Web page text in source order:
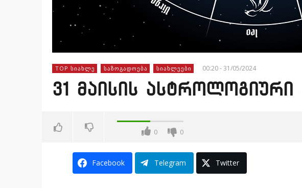
TOP ᲡᲘᲐᲮᲚᲔ ᲡᲐᲖᲝᲒᲐᲓᲝᲔᲑᲐ ᲡᲘᲐᲮᲚᲔᲔᲑᲘ 00:20 - 31/05/2024
31 მაისის
0 0
Facebook Telegram Twitter